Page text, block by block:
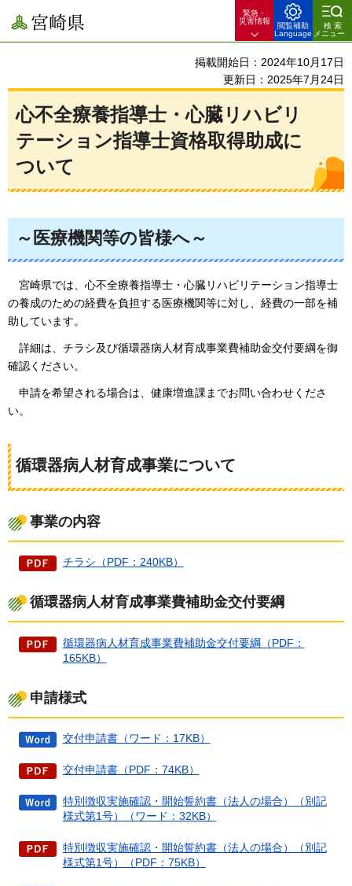
宮崎県
緊急・
災害情報
閲覧補助
Language
検索
メニュー
掲載開始日：2024年10月17日
更新日：2025年7月24日
心不全療養指導士・心臓リハビリ
テーション指導士資格取得助成に
ついて
～医療機関等の皆様へ～
宮崎県では、心不全療養指導士・心臓リハビリテーション指導士
の養成のための経費を負担する医療機関等に対し、経費の一部を補
助しています。
詳細は、チラシ及び循環器病人材育成事業費補助金交付要綱を御
確認ください。
申請を希望される場合は、健康増進課までお問い合わせくださ
い。
循環器病人材育成事業について
事業の内容
チラシ（PDF：240KB）
循環器病人材育成事業費補助金交付要綱
循環器病人材育成事業費補助金交付要綱（PDF：
165KB）
申請様式
交付申請書（ワード：17KB）
交付申請書（PDF：74KB）
特別徴収実施確認・開始誓約書（法人の場合）（別記
様式第1号）（ワード：32KB）
特別徴収実施確認・開始誓約書（法人の場合）（別記
様式第1号）（PDF：75KB）